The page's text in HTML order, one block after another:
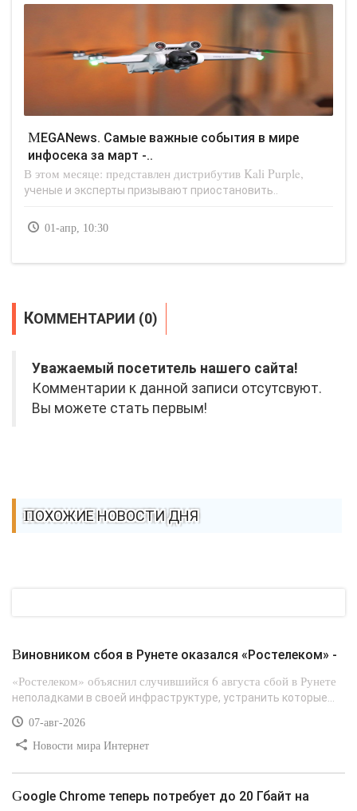
MEGANews. Самые важные события в мире
инфосека за март -..
В этом месяце: представлен дистрибутив Kali Purple,
ученые и эксперты призывают приостановить..
01-апр, 10:30
КОММЕНТАРИИ (0)
Уважаемый посетитель нашего сайта!
Комментарии к данной записи отсутсвуют.
Вы можете стать первым!
ПОХОЖИЕ НОВОСТИ ДНЯ
Виновником сбоя в Рунете оказался «Ростелеком» -
«Ростелеком» объяснил случившийся 6 августа сбой в Рунете
неполадками в своей инфраструктуре, устранить которые...
07-авг-2026
Новости мира Интернет
Google Chrome теперь потребует до 20 Гбайт на